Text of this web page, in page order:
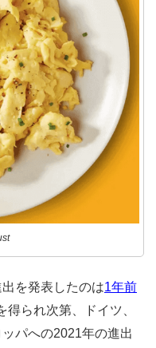
を発表したのは1年前
得られ次第、ドイツ、
パへの2021年の進出